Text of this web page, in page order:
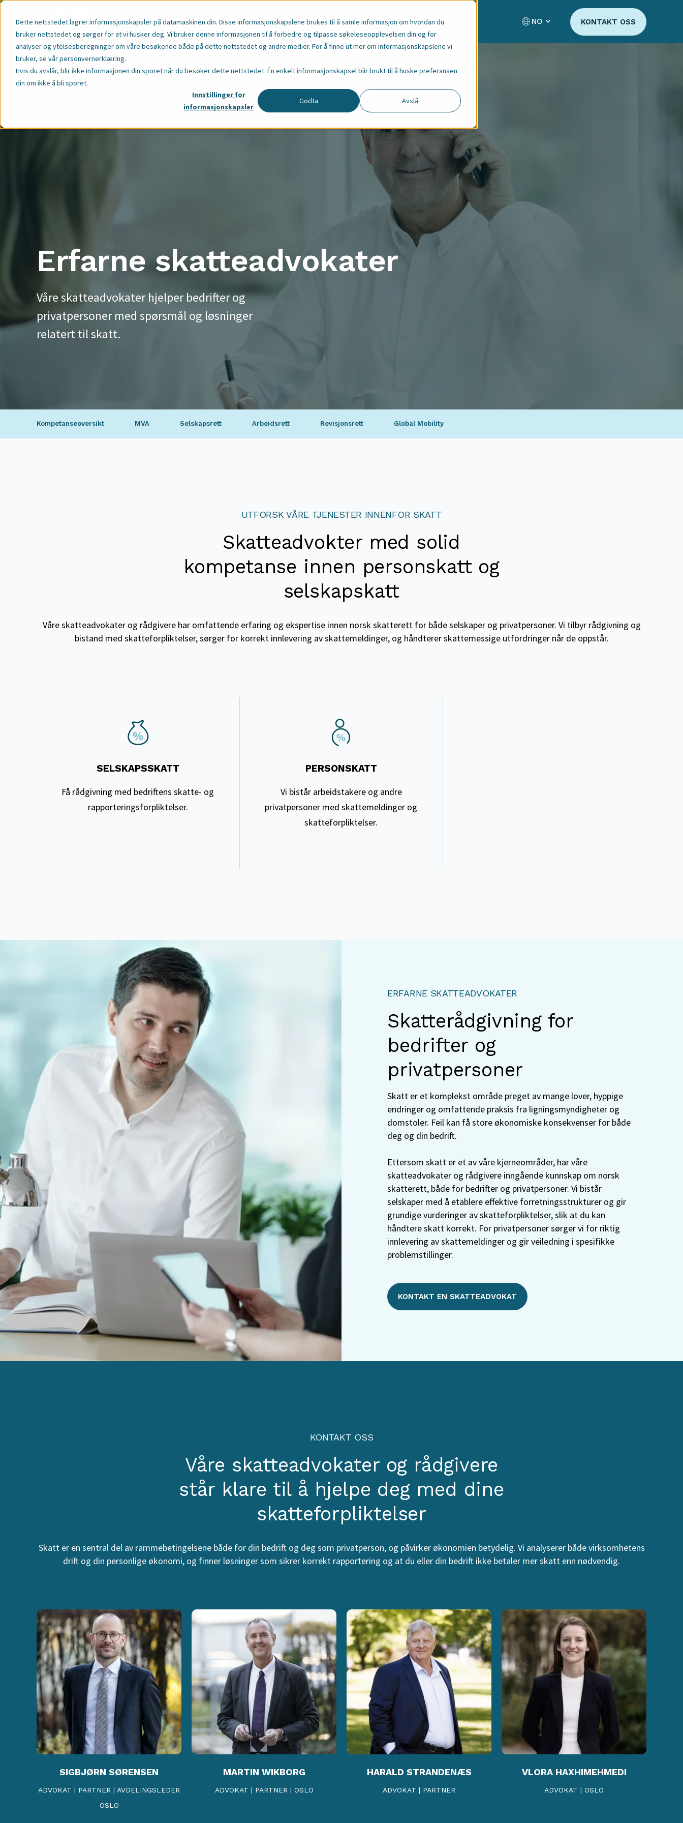
Dette nettstedet lagrer informasjonskapsler på datamaskinen din. Disse informasjonskapslene brukes til å samle informasjon om hvordan du
bruker nettstedet og sørger for at vi husker deg. Vi bruker denne informasjonen til å forbedre og tilpasse søkeleseopplevelsen din og for
analyser og ytelsesberegninger om våre besøkende både på dette nettstedet og andre medier. For å finne ut mer om informasjonskapslene vi
bruker, se vår personvernerklæring.
Hvis du avslår, blir ikke informasjonen din sporet når du besøker dette nettstedet. Én enkelt informasjonskapsel blir brukt til å huske preferansen
din om ikke å bli sporet.
Innstillinger for
informasjonskapsler
Godta Avslå
Vår Kompetanse Våre Ansatte Om Oss Ressurser Aktuelt NO KONTAKT OSS
Erfarne skatteadvokater
Våre skatteadvokater hjelper bedrifter og
privatpersoner med spørsmål og løsninger
relatert til skatt.
Kompetanseoversikt MVA Selskapsrett Arbeidsrett Revisjonsrett Global Mobility
UTFORSK VÅRE TJENESTER INNENFOR SKATT
Skatteadvokter med solid
kompetanse innen personskatt og
selskapskatt
Våre skatteadvokater og rådgivere har omfattende erfaring og ekspertise innen norsk skatterett for både selskaper og privatpersoner. Vi tilbyr rådgivning og
bistand med skatteforpliktelser, sørger for korrekt innlevering av skattemeldinger, og håndterer skattemessige utfordringer når de oppstår.
SELSKAPSSKATT
Få rådgivning med bedriftens skatte- og
rapporteringsforpliktelser.
PERSONSKATT
Vi bistår arbeidstakere og andre
privatpersoner med skattemeldinger og
skatteforpliktelser.
ERFARNE SKATTEADVOKATER
Skatterådgivning for
bedrifter og
privatpersoner
Skatt er et komplekst område preget av mange lover, hyppige
endringer og omfattende praksis fra ligningsmyndigheter og
domstoler. Feil kan få store økonomiske konsekvenser for både
deg og din bedrift.
Ettersom skatt er et av våre kjerneområder, har våre
skatteadvokater og rådgivere inngående kunnskap om norsk
skatterett, både for bedrifter og privatpersoner. Vi bistår
selskaper med å etablere effektive forretningsstrukturer og gir
grundige vurderinger av skatteforpliktelser, slik at du kan
håndtere skatt korrekt. For privatpersoner sørger vi for riktig
innlevering av skattemeldinger og gir veiledning i spesifikke
problemstillinger.
KONTAKT EN SKATTEADVOKAT
KONTAKT OSS
Våre skatteadvokater og rådgivere
står klare til å hjelpe deg med dine
skatteforpliktelser
Skatt er en sentral del av rammebetingelsene både for din bedrift og deg som privatperson, og påvirker økonomien betydelig. Vi analyserer både virksomhetens
drift og din personlige økonomi, og finner løsninger som sikrer korrekt rapportering og at du eller din bedrift ikke betaler mer skatt enn nødvendig.
SIGBJØRN SØRENSEN
ADVOKAT | PARTNER | AVDELINGSLEDER
OSLO
MARTIN WIKBORG
ADVOKAT | PARTNER | OSLO
HARALD STRANDENÆS
ADVOKAT | PARTNER
VLORA HAXHIMEHMEDI
ADVOKAT | OSLO